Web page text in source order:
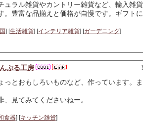
ュラル雑貨やカントリー雑貨など、輸入雑
。豊富な品揃えと価格が自慢です。ギフト
] [生活雑貨] [インテリア雑貨] [ガーデニング]
ぷる工房
っとおもしろいものなど、作っています。
、見てみてくださいねー。
食器] [キッチン雑貨]